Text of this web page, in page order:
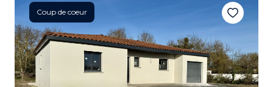
ALERTE
EMAIL
CONTACTEZ
NOUS
Coup de coeur